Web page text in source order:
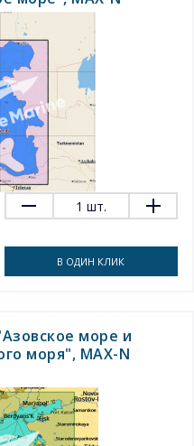
1 шт.
В ОДИН КЛИК
море и
моря", MAX-N